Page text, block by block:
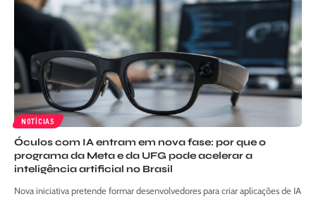
NOTÍCIAS
Óculos com IA entram em nova fase: por que o
programa da Meta e da UFG pode acelerar a
inteligência artificial no Brasil
Nova iniciativa pretende formar desenvolvedores para criar aplicações de IA